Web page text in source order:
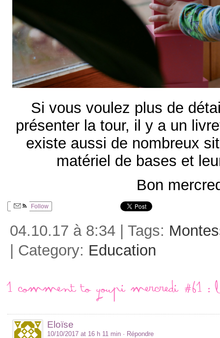
Si vous voulez plus de
présenter la tour, il y a un
existe aussi de nombreux
matériel de bases et
Bon
Follow
04.10.17 à 8:34 | Tags:
| Category: Education
1 comment to Youpi mercredi #61 :
Eloïse
10/10/2017 at 16 h 11 min · Répondre